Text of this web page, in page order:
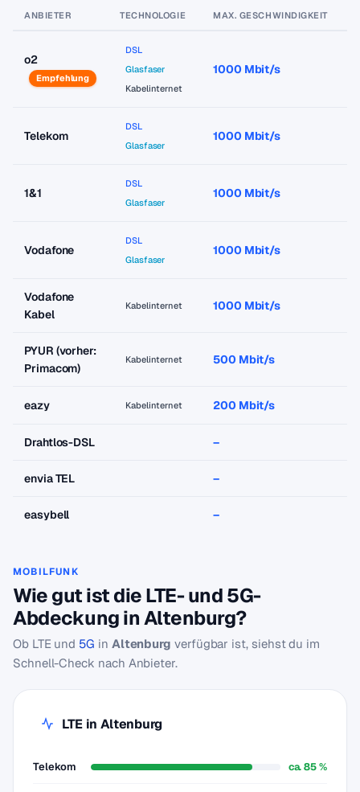
ANBIETER TECHNOLOGIE MAX. GESCHWINDIGKEIT
o2
Empfehlung
DSL
Glasfaser
Kabelinternet
1000 Mbit/s
Telekom
DSL
Glasfaser
1000 Mbit/s
1&1
DSL
Glasfaser
1000 Mbit/s
Vodafone
DSL
Glasfaser
1000 Mbit/s
Vodafone
Kabel
Kabelinternet 1000 Mbit/s
PYUR (vorher:
Primacom)
Kabelinternet 500 Mbit/s
eazy Kabelinternet 200 Mbit/s
Drahtlos-DSL –
envia TEL –
easybell –
MOBILFUNK
Wie gut ist die LTE- und 5G-
Abdeckung in Altenburg?
Ob LTE und 5G in Altenburg verfügbar ist, siehst du im
Schnell-Check nach Anbieter.
LTE in Altenburg
Telekom ca. 85 %